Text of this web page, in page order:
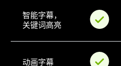
智能字幕，
关键词高亮
动画字幕